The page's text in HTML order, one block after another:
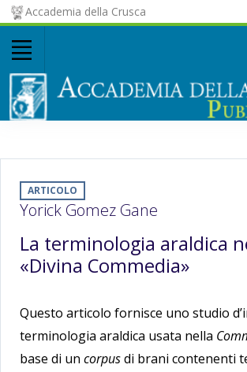
Accademia della Crusca
ARTICOLO
Yorick Gomez Gane
La terminologia araldica
«Divina Commedia»
Questo articolo fornisce uno studio
terminologia araldica usata nella
base di un corpusdi brani contenenti